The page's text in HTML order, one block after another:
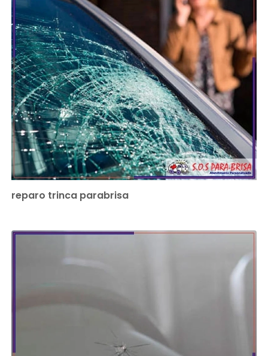
reparo trinca parabrisa